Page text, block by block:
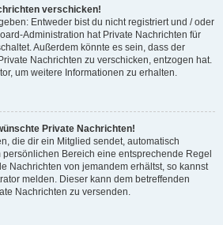
verschicken!
Entweder bist du nicht registriert und / oder
Administration hat Private Nachrichten für
Außerdem könnte es sein, dass der
Nachrichten zu verschicken, entzogen hat.
um weitere Informationen zu erhalten.
Private Nachrichten!
die dir ein Mitglied sendet, automatisch
Bereich eine entsprechende Regel
Nachrichten von jemandem erhältst, so kannst
melden. Dieser kann dem betreffenden
Nachrichten zu versenden.